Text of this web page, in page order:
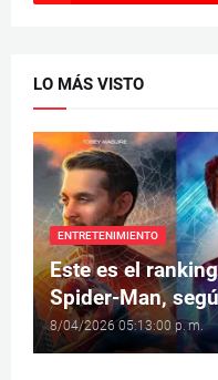
LO MÁS VISTO
ENTRETENIMIENTO
Este es el
Spider-Man,
8/04/2026 05:13:00 p. m.